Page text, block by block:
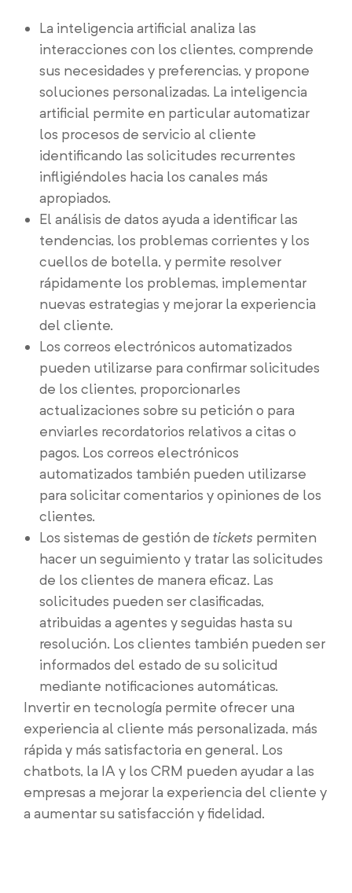
La inteligencia artificial analiza las
interacciones con los clientes, comprende
sus necesidades y preferencias, y propone
soluciones personalizadas. La inteligencia
artificial permite en particular automatizar
los procesos de servicio al cliente
identificando las solicitudes recurrentes
infligiéndoles hacia los canales más
apropiados.
El análisis de datos ayuda a identificar las
tendencias, los problemas corrientes y los
cuellos de botella, y permite resolver
rápidamente los problemas, implementar
nuevas estrategias y mejorar la experiencia
del cliente.
Los correos electrónicos automatizados
pueden utilizarse para confirmar solicitudes
de los clientes, proporcionarles
actualizaciones sobre su petición o para
enviarles recordatorios relativos a citas o
pagos. Los correos electrónicos
automatizados también pueden utilizarse
para solicitar comentarios y opiniones de los
clientes.
Los sistemas de gestión de tickets permiten
hacer un seguimiento y tratar las solicitudes
de los clientes de manera eficaz. Las
solicitudes pueden ser clasificadas,
atribuidas a agentes y seguidas hasta su
resolución. Los clientes también pueden ser
informados del estado de su solicitud
mediante notificaciones automáticas.
Invertir en tecnología permite ofrecer una
experiencia al cliente más personalizada, más
rápida y más satisfactoria en general. Los
chatbots, la IA y los CRM pueden ayudar a las
empresas a mejorar la experiencia del cliente y
a aumentar su satisfacción y fidelidad.